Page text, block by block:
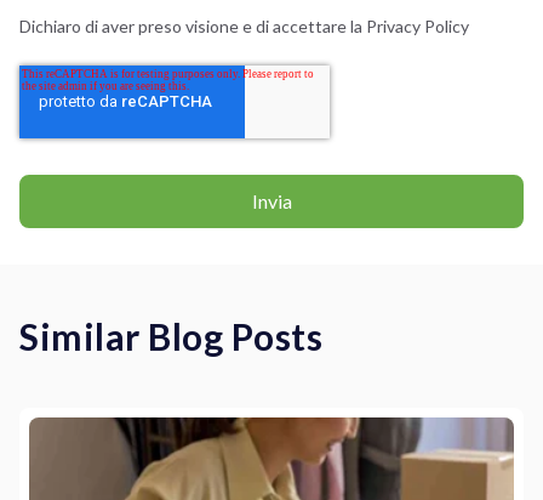
Dichiaro di aver preso visione e di accettare la Privacy Policy
Similar Blog Posts